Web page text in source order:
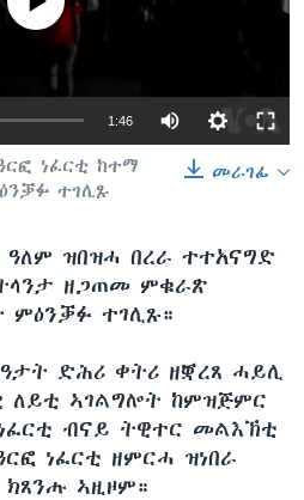
1:46
መራገፊ
ነፈርቲ ከተማ
ተገሊጹ
ዝበዝሓ በረራ ተተአናግድ
ዘጋጠመ ምቁራጽ
ምዕንቓፉ ተገሊጹ።
ድሕሪ ቀትሪ ዘቛረጸ ሓይሊ
ለይቲ ኣገልግሎት ከምዝጅምር
ብናይ ትዊተር መልእኽቲ
ነፈርቲ ዘምርሓ ዝነበራ
ኣዚዞም።